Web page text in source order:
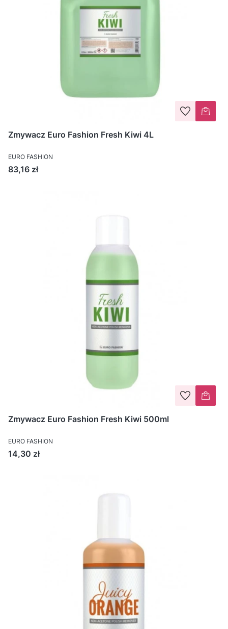
Zmywacz Euro Fashion Fresh Kiwi 4L
EURO FASHION
Cena
83,16 zł
Zmywacz Euro Fashion Fresh Kiwi 500ml
EURO FASHION
Cena
14,30 zł